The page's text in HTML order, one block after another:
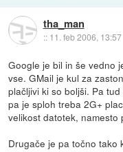
tha_man
:: 11. feb 2006, 13:57
Google je bil in še vedno
vse. GMail je kul za
plačljivi ki so boljši. Pa
pa je sploh treba 2G+
velikost datotek, namesto
Drugače je pa točno tako